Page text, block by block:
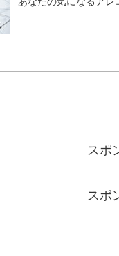
スポ
スポ